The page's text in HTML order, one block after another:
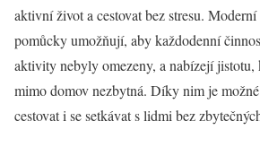
aktivní život a cestovat bez stresu.
pomůcky umožňují, aby každodenní
aktivity nebyly omezeny, a nabízejí jistotu,
mimo domov nezbytná. Díky nim je
cestovat i se setkávat s lidmi bez